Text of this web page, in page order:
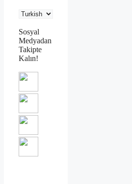
Sosyal
Medyadan
Takipte
Kalın!